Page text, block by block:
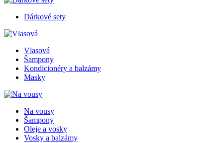
Dárkové sety
Vlasová
Šampony
Kondicionéry a balzámy
Masky
Na vousy
Šampony
Oleje a vosky
Vosky a balzámy